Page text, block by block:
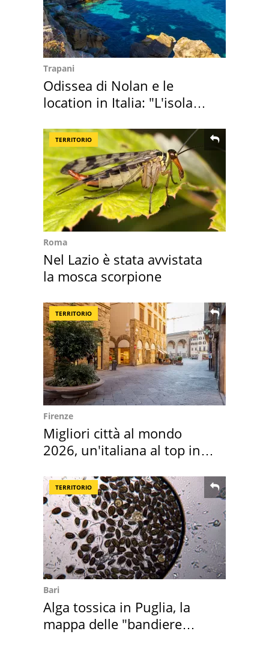
Trapani
Odissea di Nolan e le
location in Italia: "L'isola
TERRITORIO
Roma
Nel Lazio è stata avvistata
la mosca scorpione
TERRITORIO
Firenze
Migliori città al mondo
2026, un'italiana al top in
TERRITORIO
Bari
Alga tossica in Puglia, la
mappa delle "bandiere